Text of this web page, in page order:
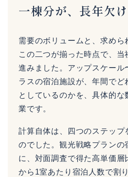
一棟分が、長年欠
需要のボリュームと、求めら
この二つが揃った時点で、当
進みました。アップスケール
ラスの宿泊施設が、年間でど
としているのかを、具体的
業です。
計算自体は、四つのステップ
のでした。観光戦略プランの
に、対面調査で得た高単価層
から1室あたり宿泊人数で割